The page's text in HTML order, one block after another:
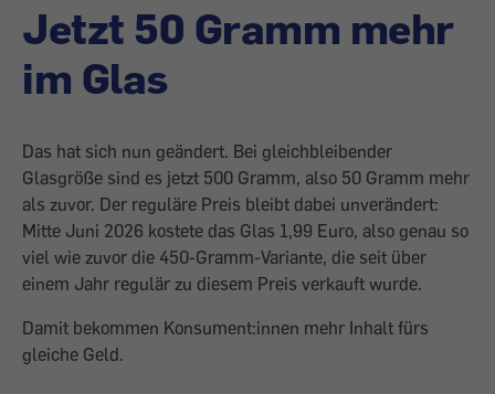
Jetzt 50 Gramm mehr
im Glas
Das hat sich nun geändert. Bei gleichbleibender
Glasgröße sind es jetzt 500 Gramm, also 50 Gramm mehr
als zuvor. Der reguläre Preis bleibt dabei unverändert:
Mitte Juni 2026 kostete das Glas 1,99 Euro, also genau so
viel wie zuvor die 450-Gramm-Variante, die seit über
einem Jahr regulär zu diesem Preis verkauft wurde.
Damit bekommen Konsument:innen mehr Inhalt fürs
gleiche Geld.